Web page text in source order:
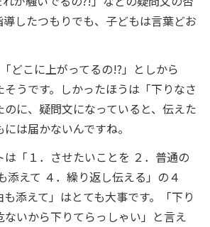
したつもりでも、子どもは言葉どお
どこに上がってるの!?」としから
うです。しかったほうは「下りなさ
に、疑問文になっていると、伝えた
は届かないんですね。
は「１．させたいことを ２．普通の
添えて ４．繰り返し伝える」の４
添えて」はとても大事です。「下り
いから下りてらっしゃい」と言え